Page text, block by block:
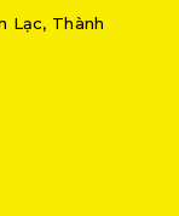
Lạc, Thành